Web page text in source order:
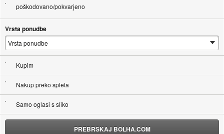
poškodovano/pokvarjeno
Vrsta ponudbe
Kupim
Nakup preko spleta
Samo oglasi s sliko
PREBRSKAJ BOLHA.COM